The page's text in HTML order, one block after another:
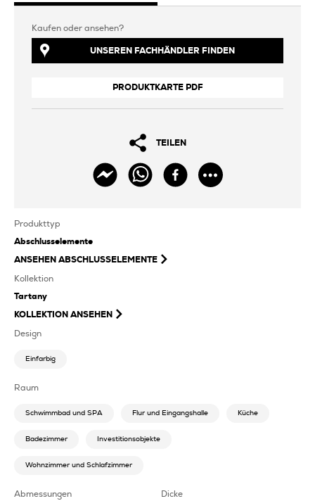
Kaufen oder ansehen?
UNSEREN FACHHÄNDLER FINDEN
PRODUKTKARTE PDF
TEILEN
Produkttyp
Abschlusselemente
ANSEHEN ABSCHLUSSELEMENTE
Kollektion
Tartany
KOLLEKTION ANSEHEN
Design
Einfarbig
Raum
Schwimmbad und SPA Flur und Eingangshalle Küche
Badezimmer Investitionsobjekte
Wohnzimmer und Schlafzimmer
Abmessungen Dicke